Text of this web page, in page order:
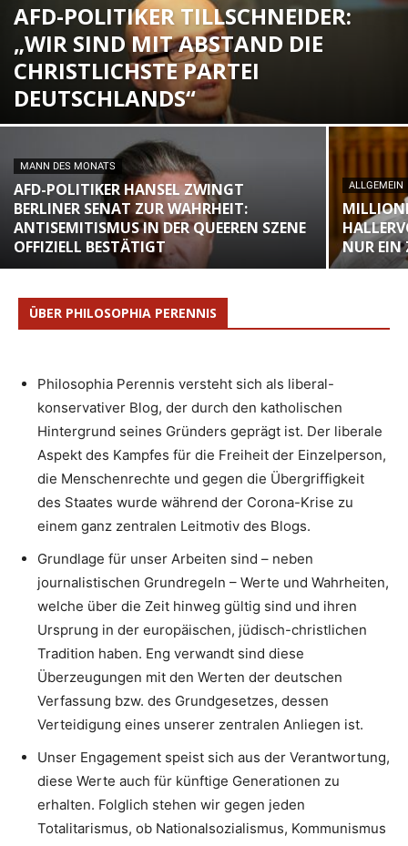
AFD-POLITIKER TILLSCHNEIDER:
„WIR SIND MIT ABSTAND DIE
CHRISTLICHSTE PARTEI
DEUTSCHLANDS“
MANN DES MONATS
AFD-POLITIKER HANSEL ZWINGT
BERLINER SENAT ZUR WAHRHEIT:
ANTISEMITISMUS IN DER QUEEREN SZENE
OFFIZIELL BESTÄTIGT
ALLGEMEIN
NUR EIN
ÜBER PHILOSOPHIA PERENNIS
Philosophia Perennis versteht sich als liberal-
konservativer Blog, der durch den katholischen
Hintergrund seines Gründers geprägt ist. Der liberale
Aspekt des Kampfes für die Freiheit der Einzelperson,
die Menschenrechte und gegen die Übergriffigkeit
des Staates wurde während der Corona-Krise zu
einem ganz zentralen Leitmotiv des Blogs.
Grundlage für unser Arbeiten sind – neben
journalistischen Grundregeln – Werte und Wahrheiten,
welche über die Zeit hinweg gültig sind und ihren
Ursprung in der europäischen, jüdisch-christlichen
Tradition haben. Eng verwandt sind diese
Überzeugungen mit den Werten der deutschen
Verfassung bzw. des Grundgesetzes, dessen
Verteidigung eines unserer zentralen Anliegen ist.
Unser Engagement speist sich aus der Verantwortung,
diese Werte auch für künftige Generationen zu
erhalten. Folglich stehen wir gegen jeden
Totalitarismus, ob Nationalsozialismus, Kommunismus